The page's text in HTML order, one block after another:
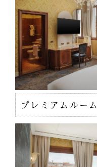
プレミアムルーム